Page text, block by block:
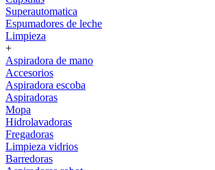
Superautomatica
Espumadores de leche
Limpieza
+
Aspiradora de mano
Accesorios
Aspiradora escoba
Aspiradoras
Mopa
Hidrolavadoras
Fregadoras
Limpieza vidrios
Barredoras